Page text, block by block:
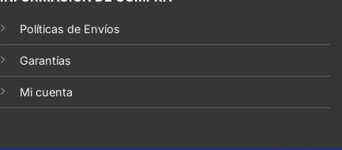
Políticas de Envíos
Garantías
Mi cuenta